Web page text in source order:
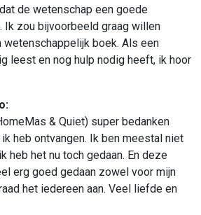
de wetenschap een goede
Ik zou bijvoorbeeld graag willen
wetenschappelijk boek. Als een
leest en nog hulp nodig heeft, ik hoor
& Quiet) super bedanken
heb ontvangen. Ik ben meestal niet
heb het nu toch gedaan. En deze
erg goed gedaan zowel voor mijn
het iedereen aan. Veel liefde en